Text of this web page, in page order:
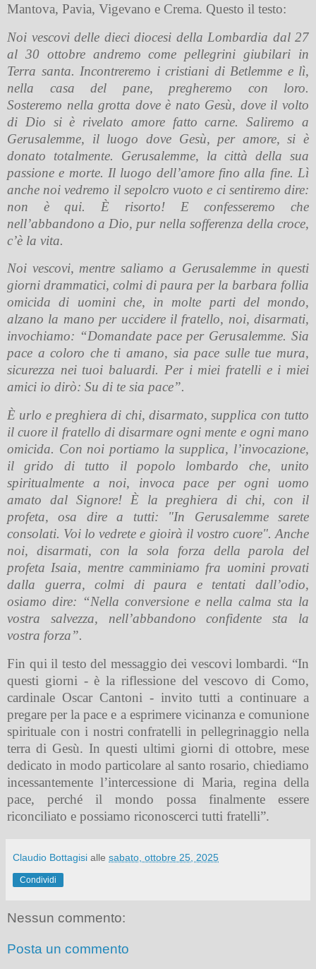
Mantova, Pavia, Vigevano e Crema. Questo il testo:
Noi vescovi delle dieci diocesi della Lombardia dal 27
al 30 ottobre andremo come pellegrini giubilari in
Terra santa. Incontreremo i cristiani di Betlemme e lì,
nella casa del pane, pregheremo con loro.
Sosteremo nella grotta dove è nato Gesù, dove il volto
di Dio si è rivelato amore fatto carne. Saliremo a
Gerusalemme, il luogo dove Gesù, per amore, si è
donato totalmente. Gerusalemme, la città della sua
passione e morte. Il luogo dell’amore fino alla fine. Lì
anche noi vedremo il sepolcro vuoto e ci sentiremo dire:
non è qui. È risorto! E confesseremo che
nell’abbandono a Dio, pur nella sofferenza della croce,
c’è la vita.
Noi vescovi, mentre saliamo a Gerusalemme in questi
giorni drammatici, colmi di paura per la barbara follia
omicida di uomini che, in molte parti del mondo,
alzano la mano per uccidere il fratello, noi, disarmati,
invochiamo: “Domandate pace per Gerusalemme. Sia
pace a coloro che ti amano, sia pace sulle tue mura,
sicurezza nei tuoi baluardi. Per i miei fratelli e i miei
amici io dirò: Su di te sia pace”.
È urlo e preghiera di chi, disarmato, supplica con tutto
il cuore il fratello di disarmare ogni mente e ogni mano
omicida. Con noi portiamo la supplica, l’invocazione,
il grido di tutto il popolo lombardo che, unito
spiritualmente a noi, invoca pace per ogni uomo
amato dal Signore! È la preghiera di chi, con il
profeta, osa dire a tutti: "In Gerusalemme sarete
consolati. Voi lo vedrete e gioirà il vostro cuore". Anche
noi, disarmati, con la sola forza della parola del
profeta Isaia, mentre camminiamo fra uomini provati
dalla guerra, colmi di paura e tentati dall’odio,
osiamo dire: “Nella conversione e nella calma sta la
vostra salvezza, nell’abbandono confidente sta la
vostra forza”.
Fin qui il testo del messaggio dei vescovi lombardi. “In
questi giorni - è la riflessione del vescovo di Como,
cardinale Oscar Cantoni - invito tutti a continuare a
pregare per la pace e a esprimere vicinanza e comunione
spirituale con i nostri confratelli in pellegrinaggio nella
terra di Gesù. In questi ultimi giorni di ottobre, mese
dedicato in modo particolare al santo rosario, chiediamo
incessantemente l’intercessione di Maria, regina della
pace, perché il mondo possa finalmente essere
riconciliato e possiamo riconoscerci tutti fratelli”.
Claudio Bottagisi alle sabato, ottobre 25, 2025
Condividi
Nessun commento:
Posta un commento